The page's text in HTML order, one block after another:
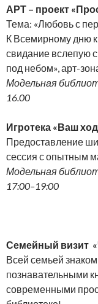
АРТ – проект
Тема: «Любовь с
К Всемирному дню
свидание вслепую
под небом», арт-
Модельная
16.00
Игротека «Ваш
Предоставление
сессия с опытным
Модельная
17:00–19:00
Семейный визит
Всей семьей
познавательными
современными